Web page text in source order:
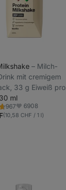
⁠–⁠ Milch-
mit cremigem
33 g Eiweiß pro
niedrigem
ml
967 Favoriten
6908
(10,58 CHF / 1 l)